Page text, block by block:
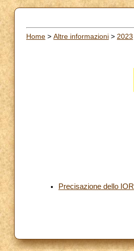
Home > Altre informazioni > 2023
Precisazione dello IOR